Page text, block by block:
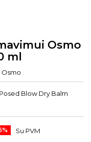
Osmo
ml
Osmo
Blow Dry Balm
Su PVM